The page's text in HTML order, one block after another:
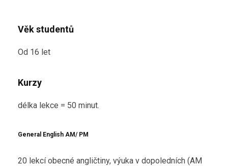
Věk studentů
Od 16 let
Kurzy
délka lekce = 50 minut.
General English AM/ PM
20 lekcí obecné angličtiny, výuka v dopoledních (AM